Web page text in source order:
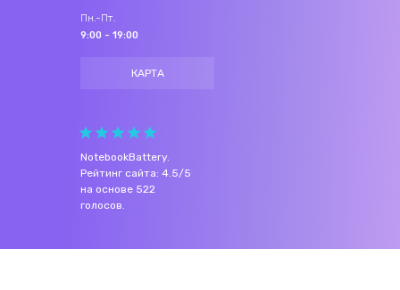
Пн.-Пт.
9:00 - 19:00
КАРТА
NotebookBattery.
Рейтинг сайта: 4.5/5
на основе 522
голосов.